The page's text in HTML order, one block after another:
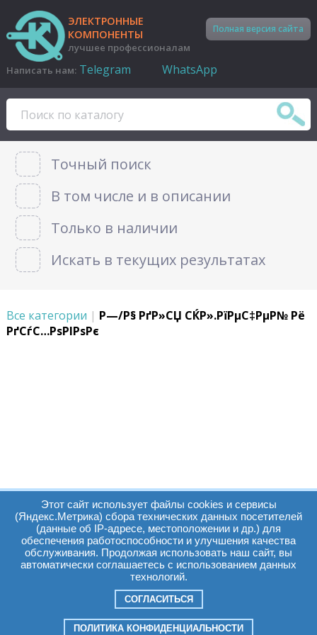
ЭЛЕКТРОННЫЕ
КОМПОНЕНТЫ
лучшее профессионалам
Полная версия сайта
Написать нам: Telegram WhatsApp
Точный поиск
В том числе и в описании
Только в наличии
Искать в текущих результатах
Все категории | Р—/Р§ РґР»СЏ СЌР».РїРµС‡РµР№ Рё
РґСѓС…РѕРІРѕРє
Часы работы:
Суб. Воскр. вых.
Томск, пр. Ленина г,
д. 159
Этот сайт использует файлы cookies и сервисы
(Яндекс.Метрика) сбора технических данных посетителей
(данные об IP-адресе, местоположении и др.) для
обеспечения работоспособности и улучшения качества
обслуживания. Продолжая использовать наш сайт, вы
автоматически соглашаетесь с использованием данных
технологий.
СОГЛАСИТЬСЯ
ПОЛИТИКА КОНФИДЕНЦИАЛЬНОСТИ